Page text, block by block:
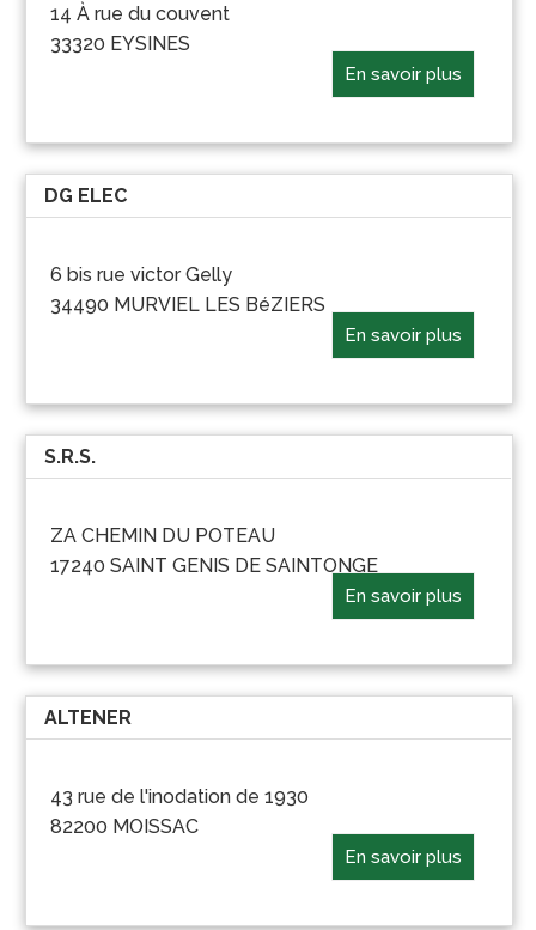
14 À rue du couvent
33320 EYSINES
En savoir plus
DG ELEC
6 bis rue victor Gelly
34490 MURVIEL LES BéZIERS
En savoir plus
S.R.S.
ZA CHEMIN DU POTEAU
17240 SAINT GENIS DE SAINTONGE
En savoir plus
ALTENER
43 rue de l'inodation de 1930
82200 MOISSAC
En savoir plus